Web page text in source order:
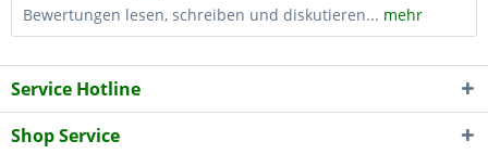
Bewertungen lesen, schreiben und diskutieren... mehr
Service Hotline
Shop Service